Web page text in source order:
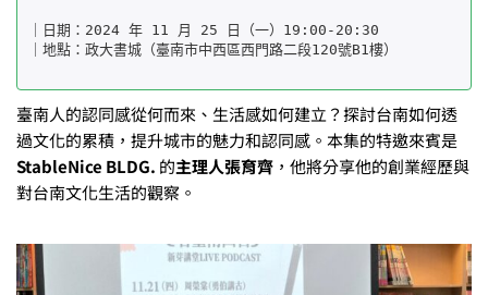
｜日期：2024 年 11 月 25 日（一）19:00-20:30
｜地點：政大書城（臺南市中西區西門路二段120號B1樓）
臺南人的認同感從何而來、生活感如何建立？探討台南如何透
過文化的累積，提升城市的魅力和認同感。本集的特邀來賓是
StableNice BLDG. 的主理人張育齊 ，他將分享他的創業經歷與
對台南文化生活的觀察。